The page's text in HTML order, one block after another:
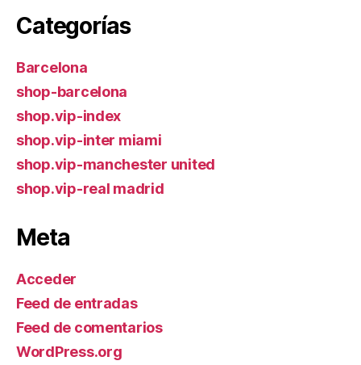
Categorías
Barcelona
shop-barcelona
shop.vip-index
shop.vip-inter miami
shop.vip-manchester united
shop.vip-real madrid
Meta
Acceder
Feed de entradas
Feed de comentarios
WordPress.org